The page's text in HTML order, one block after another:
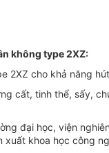
không type 2XZ:
2XZ cho khả năng
cất, tinh thể, sấy,
đại học, viện
xuất khoa học công